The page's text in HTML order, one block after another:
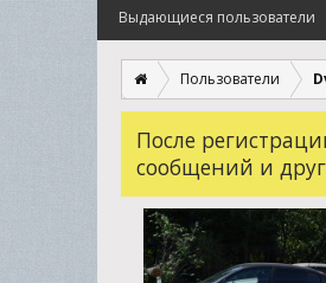
Пользователи
После
сообщений и
Выдающиеся пользователи